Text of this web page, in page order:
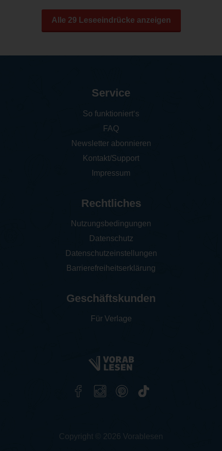
Alle 29 Leseeindrücke anzeigen
Service
So funktioniert‘s
FAQ
Newsletter abonnieren
Kontakt/Support
Impressum
Rechtliches
Nutzungsbedingungen
Datenschutz
Datenschutzeinstellungen
Barrierefreiheitserklärung
Geschäftskunden
Für Verlage
Copyright © 2026 Vorablesen